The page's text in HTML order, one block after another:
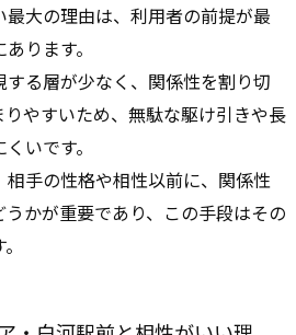
大の理由は、利用者の前提が最
ります。
る層が少なく、関係性を割り切
やすいため、無駄な駆け引きや長
いです。
手の性格や相性以前に、関係性
かが重要であり、この手段はその